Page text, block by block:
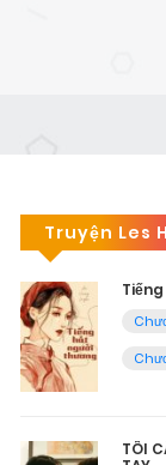
Truyện Les
TÔI